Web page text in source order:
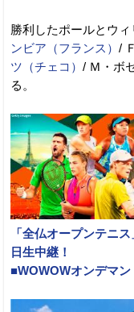
勝利したポールとウ
ンビア（フランス） /
ツ（チェコ） / Ｍ・ボ
る。
「全仏オープンテニ
日生中継！
■WOWOWオンデマン